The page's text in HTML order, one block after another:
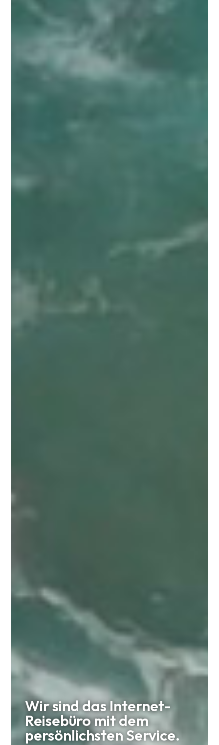
Wir sind das Internet-
Reisebüro mit dem
persönlichsten Service.